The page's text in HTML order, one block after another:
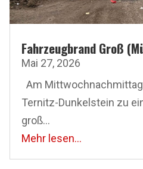
Fahrzeugbrand Groß
Mai 27, 2026
Am
Ternitz-Dunkelstein zu
groß...
Mehr lesen...